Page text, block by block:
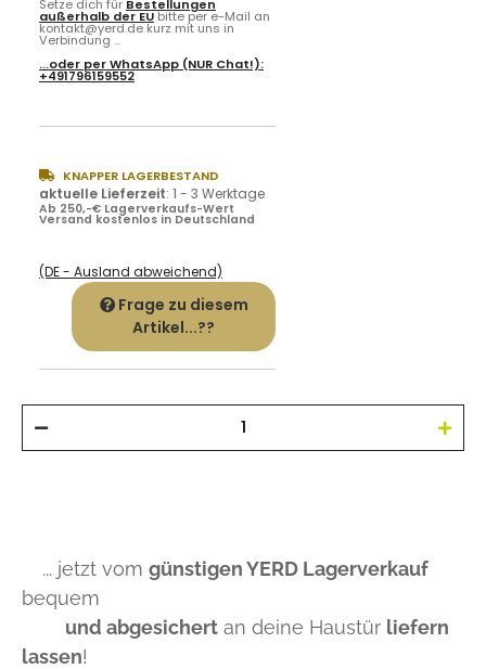
Setze dich für Bestellungen
außerhalb der EUbitte per e-Mail an
kontakt@yerd.de kurz mit uns in
Verbindung ...
...oder perWhatsApp (NUR Chat!):
+491796159552
KNAPPER LAGERBESTAND
aktuelle Lieferzeit: 1 - 3 Werktage
Ab 250,-€ Lagerverkaufs-Wert
Versand kostenlos in Deutschland
(DE - Ausland abweichend)
Frage zu diesem
Artikel...??
... jetzt vom günstigen YERD Lagerverkauf
bequem
und abgesichert an deine Haustür liefern
lassen!